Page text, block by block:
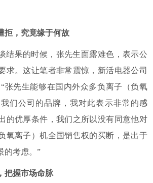
拒，究竟缘于何故
结果的时候，张先生面露难色，表示公
求。这让笔者非常震惊，新活电器公司
张先生能够在国内外众多负离子（负氧
们公司的品牌，我对此表示非常的感
的优厚条件，我们之所以没有同意他对
氧离子）机全国销售权的买断，是出于
景的考虑。”
把握市场命脉